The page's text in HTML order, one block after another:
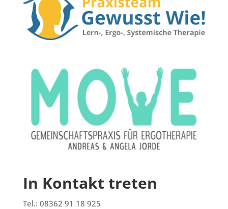
In Kontakt treten
Tel.: 08362 91 18 925